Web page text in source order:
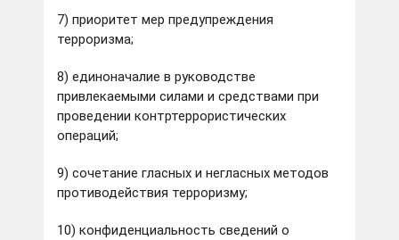
7) приоритет мер предупреждения
терроризма;
8) единоначалие в руководстве
привлекаемыми силами и средствами при
проведении контртеррористических
операций;
9) сочетание гласных и негласных методов
противодействия терроризму;
10) конфиденциальность сведений о